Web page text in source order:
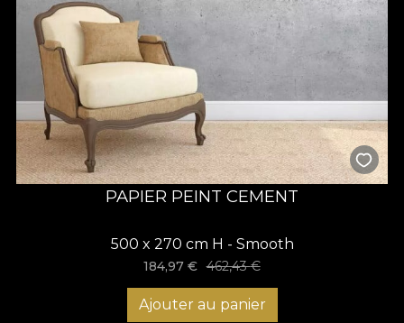
PAPIER PEINT CEMENT
500 x 270 cm H - Smooth
184,97€ 462,43€
Ajouter au panier